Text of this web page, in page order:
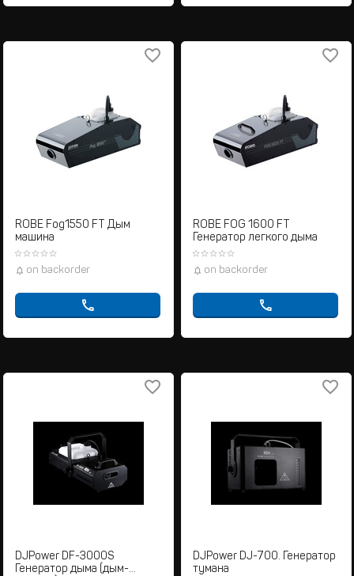
ROBE Fog1550 FT Дым
машина
on backorder
ROBE FOG 1600 FT
Генератор легкого дыма
on backorder
DJPower DF-3000S
Генератор дыма (дым-
DJPower DJ-700. Генератор
тумана